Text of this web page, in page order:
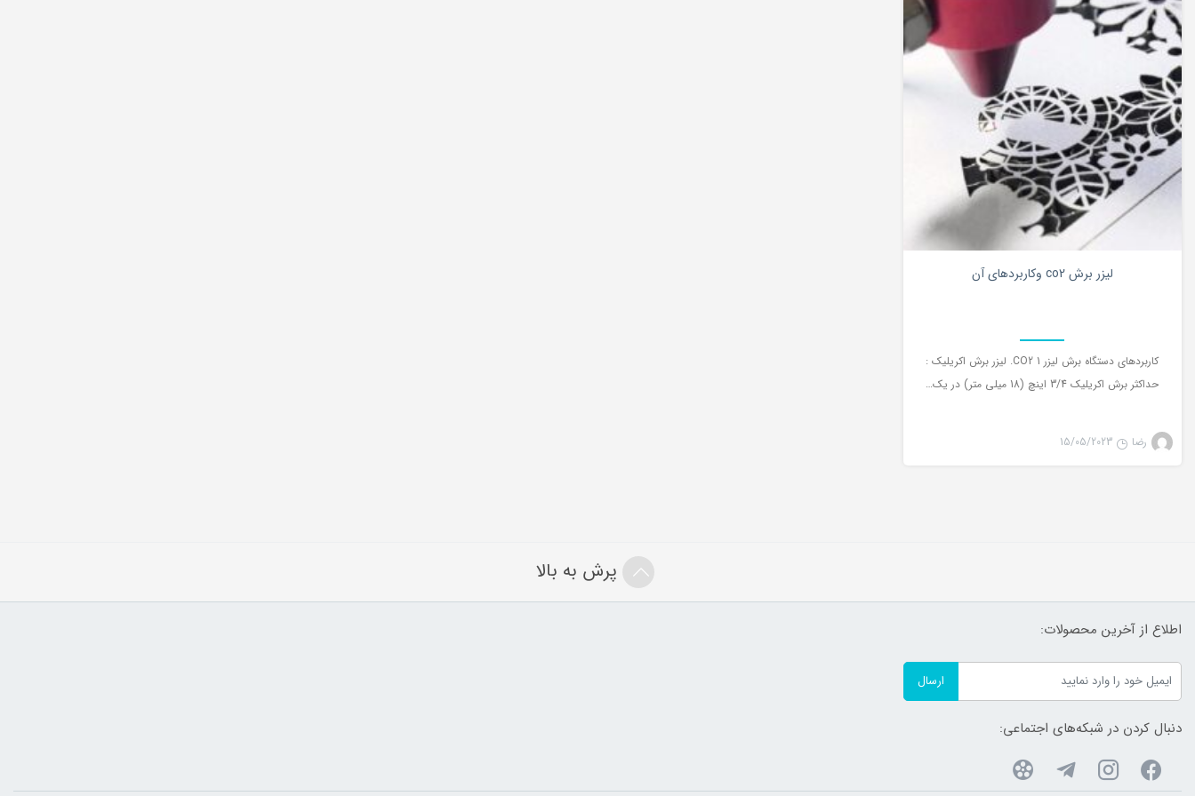
لیزر برش co2 وکاربردهای آن
کاربردهای دستگاه برش لیزر CO2 1. لیزر برش اکریلیک :
حداکثر برش اکریلیک 3/4 اینچ (18 میلی متر) در یک…
رضا 15/05/2023
پرش به بالا
اطلاع از آخرین محصولات:
ارسال
دنبال کردن در شبکه‌های اجتماعی: